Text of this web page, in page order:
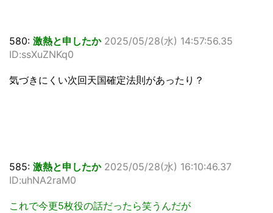
580: 激熱と申したか 2025/05/28(水) 14:57:56.35
ID:ssXuZNKq0
気づきにくい次回天国確定法則があったり？
585: 激熱と申したか 2025/05/28(水) 16:10:46.37
ID:uhNA2raM0
これで今更5枚役の話だったら笑うんだが